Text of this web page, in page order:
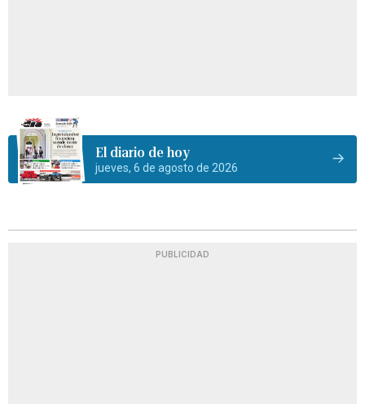
El diario de hoy
jueves, 6 de agosto de 2026
PUBLICIDAD